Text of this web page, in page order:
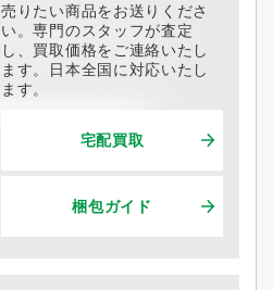
売りたい商品をお送りくださ
い。専門のスタッフが査定
し、買取価格をご連絡いたし
ます。日本全国に対応いたし
ます。
宅配買取
梱包ガイド